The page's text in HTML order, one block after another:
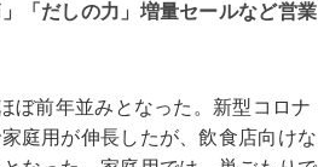
「だしの力」増量セールなど営業
ぼ前年並みとなった。新型コロナ
庭用が伸長したが、飲食店向けな